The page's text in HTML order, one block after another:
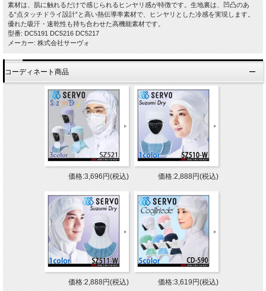
素材は、肌に触れるだけで感じられるヒンヤリ感が特徴です。生地裏は、凹凸のあ
る“点タッチドライ設計”と高い熱伝導率素材で、ヒンヤリとした冷感を実現します。
優れた吸汗・速乾性も持ち合わせた高機能素材です。
型番: DC5191 DC5216 DC5217
メーカー: 株式会社サーヴォ
コーディネート商品
価格:3,696円(税込) 価格:2,888円(税込)
価格:2,888円(税込) 価格:3,619円(税込)